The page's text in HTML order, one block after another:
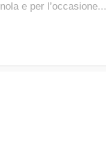
e per l’occasione...